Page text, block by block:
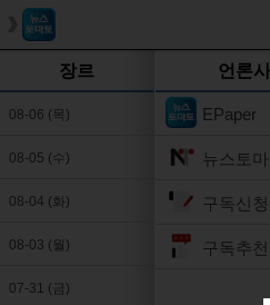
장르
08-06 (목)
08-05 (수)
08-04 (화)
08-03 (월)
07-31 (금)
언론사
EPaper
뉴스토마
구독신청
구독추천